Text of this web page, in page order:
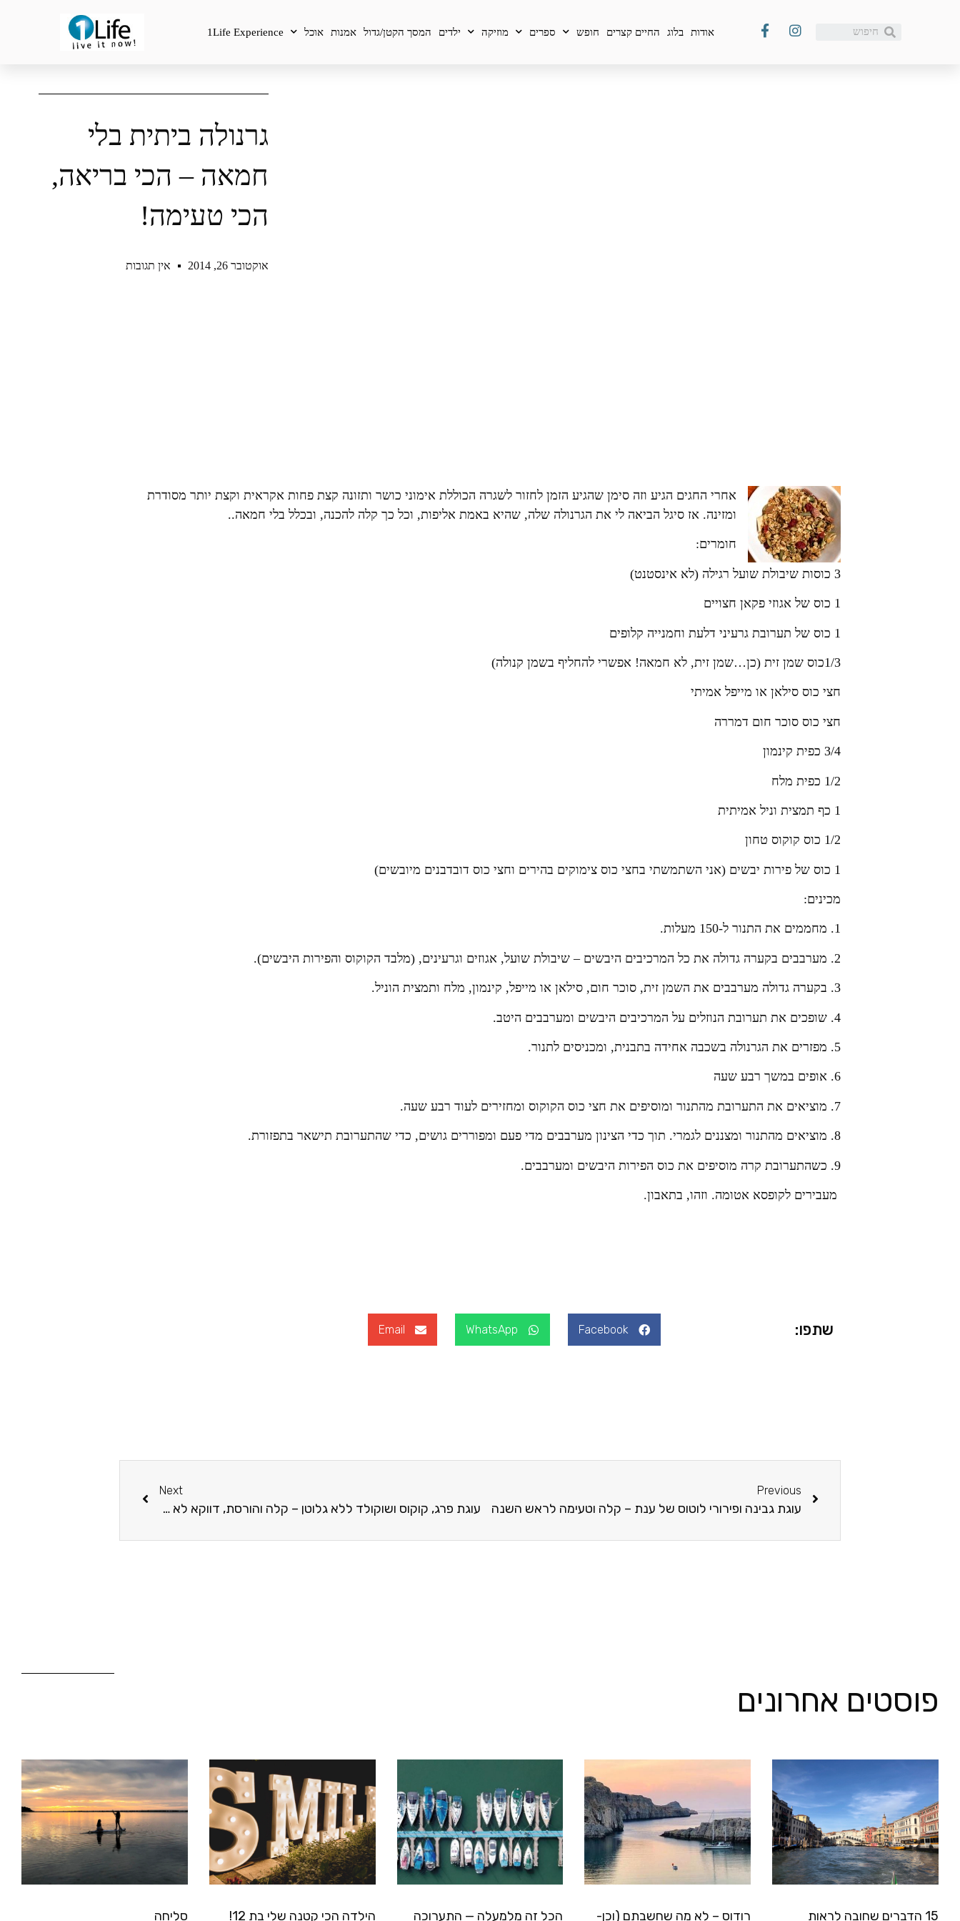
אודות בלוג החיים קצרים חופש ספרים מוזיקה ילדים המסך הקטן/גדול אמנות אוכל 1Life Experience
גרנולה ביתית בלי
חמאה – הכי בריאה,
הכי טעימה!
אוקטובר 26, 2014 אין תגובות
אחרי החגים הגיע וזה סימן שהגיע הזמן לחזור לשגרה הכוללת אימוני כושר ותזונה קצת פחות אקראית וקצת יותר מסודרת
ומזינה. אז סיגל הביאה לי את הגרנולה שלה, שהיא באמת אליפות, וכל כך קלה להכנה, ובכלל בלי חמאה..
חומרים:
3 כוסות שיבולת שועל רגילה (לא אינסטנט)
1 כוס של אגוזי פקאן חצויים
1 כוס של תערובת גרעיני דלעת וחמנייה קלופים
1/3כוס שמן זית (כן…שמן זית, לא חמאה! אפשרי להחליף בשמן קנולה)
חצי כוס סילאן או מייפל אמיתי
חצי כוס סוכר חום דמררה
3/4 כפית קינמון
1/2 כפית מלח
1 כף תמצית וניל אמיתית
1/2 כוס קוקוס טחון
1 כוס של פירות יבשים (אני השתמשתי בחצי כוס צימוקים בהירים וחצי כוס דובדבנים מיובשים)
מכינים:
1. מחממים את התנור ל-150 מעלות.
2. מערבבים בקערה גדולה את כל המרכיבים היבשים – שיבולת שועל, אגוזים וגרעינים, (מלבד הקוקוס והפירות היבשים).
3. בקערה גדולה מערבבים את השמן זית, סוכר חום, סילאן או מייפל, קינמון, מלח ותמצית הוניל.
4. שופכים את תערובת הנוזלים על המרכיבים היבשים ומערבבים היטב.
5. מפזרים את הגרנולה בשכבה אחידה בתבנית, ומכניסים לתנור.
6. אופים במשך רבע שעה
7. מוציאים את התערובת מהתנור ומוסיפים את חצי כוס הקוקוס ומחזירים לעוד רבע שעה.
8. מוציאים מהתנור ומצננים לגמרי. תוך כדי הצינון מערבבים מדי פעם ומפוררים גושים, כדי שהתערובת תישאר בתפזורת.
9. כשהתערובת קרה מוסיפים את כוס הפירות היבשים ומערבבים.
מעבירים לקופסא אטומה. וזהו, בתאבון.
שתפו: Facebook
WhatsApp
Email
Previous
עוגת גבינה ופירורי לוטוס של ענת – קלה וטעימה לראש השנה
Next
עוגת פרג, קוקוס ושוקולד ללא גלוטן – קלה והורסת, דווקא לא את הבריאות
פוסטים אחרונים
15 הדברים שחובה לראות רודוס – לא מה שחשבתם (וכן- הכל זה מלמעלה — התערוכה הילדה הכי קטנה שלי בת 12! סליחה